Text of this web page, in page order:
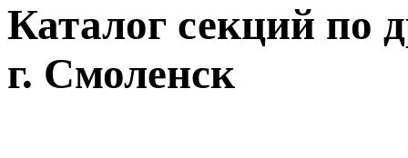
Каталог секций по
г. Смоленск